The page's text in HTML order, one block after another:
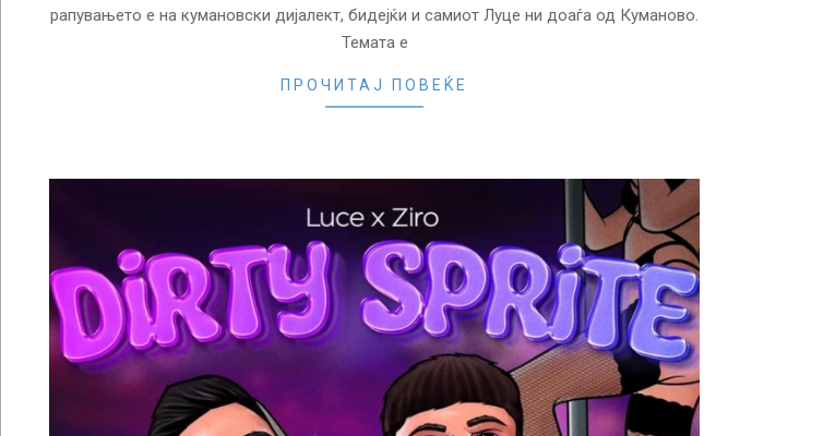
рапувањето е на кумановски дијалект, бидејќи и самиот Луце ни доаѓа од Куманово.
Темата е
ПРОЧИТАЈ ПОВЕЌЕ